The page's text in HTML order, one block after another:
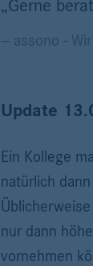
„Gerne
— assono -
Update
Ein Kollege
natürlich
nur dann
vornehmen